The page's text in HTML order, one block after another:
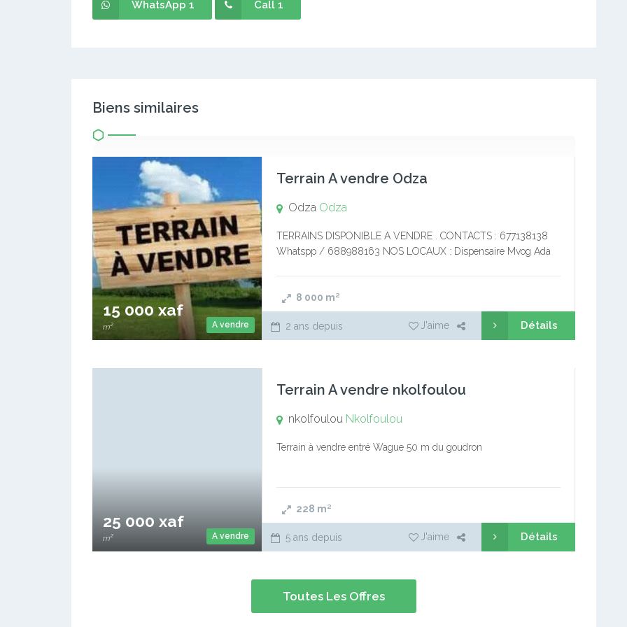
WhatsApp 1 Call 1
Biens similaires
A vendre
15 000 xaf
m²
Terrain A vendre Odza
Odza Odza
TERRAINS DISPONIBLE A VENDRE . CONTACTS : 677138138
Whatspp / 688988163 NOS LOCAUX : Dispensaire Mvog Ada
8 000 m²
2 ans depuis J'aime Détails
A vendre
25 000 xaf
m²
Terrain A vendre nkolfoulou
nkolfoulou Nkolfoulou
Terrain à vendre entré Wague 50 m du goudron
228 m²
5 ans depuis J'aime Détails
Toutes Les Offres